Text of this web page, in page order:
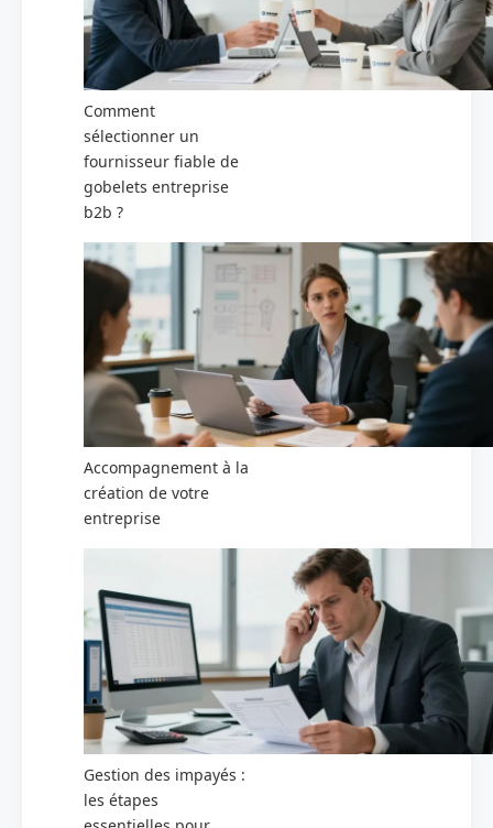
Comment
sélectionner un
fournisseur fiable de
gobelets entreprise
b2b ?
Accompagnement à la
création de votre
entreprise
Gestion des impayés :
les étapes